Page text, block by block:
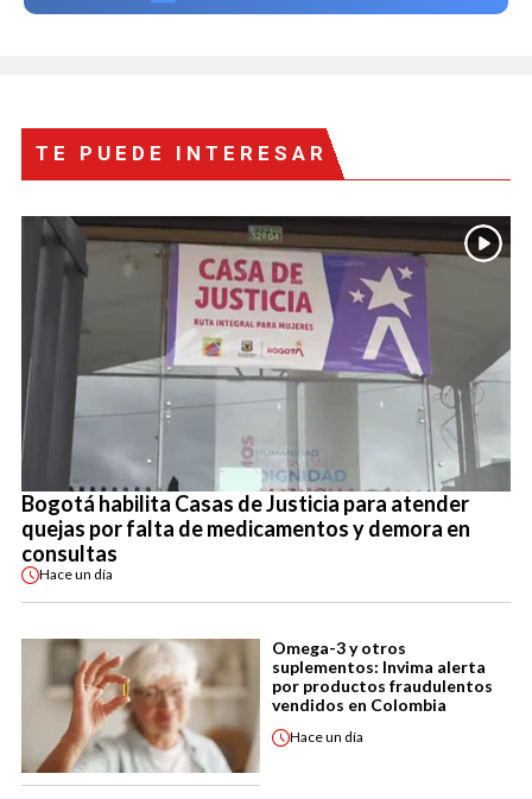
TE PUEDE INTERESAR
Bogotá habilita Casas de Justicia para atender
quejas por falta de medicamentos y demora en
consultas
Haceun día
Omega-3 y otros
suplementos: Invima alerta
por productos fraudulentos
vendidos en Colombia
Haceun día